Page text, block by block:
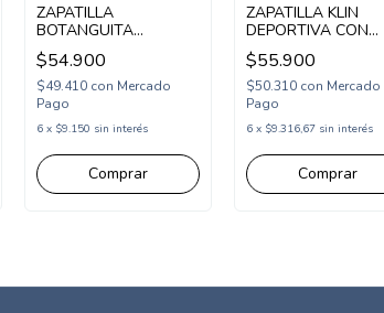
ZAPATILLA
BOTANGUITA
DEPORTIVA CON
CORDON 30-36
MARRON
(BOAYR/1MA)
$54.900
$49.410 con Mercado
Pago
6 x $9.150 sin interés
Comprar
ZAPATILLA KLIN
DEPORTIVA CON
ABROJO 22-28
(KL440049)
$55.900
$50.310 con Mercado
Pago
6 x $9.316,67 sin interés
Comprar